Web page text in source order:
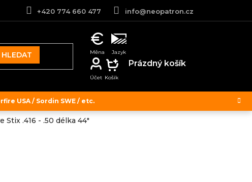
USA / Sordin SWE / etc.
+420 774 660 477 info@neopatron.cz
HLEDAT
NÁKUPNÍ
KOŠÍK
Prázdný košík
.416 - .50 délka 44"